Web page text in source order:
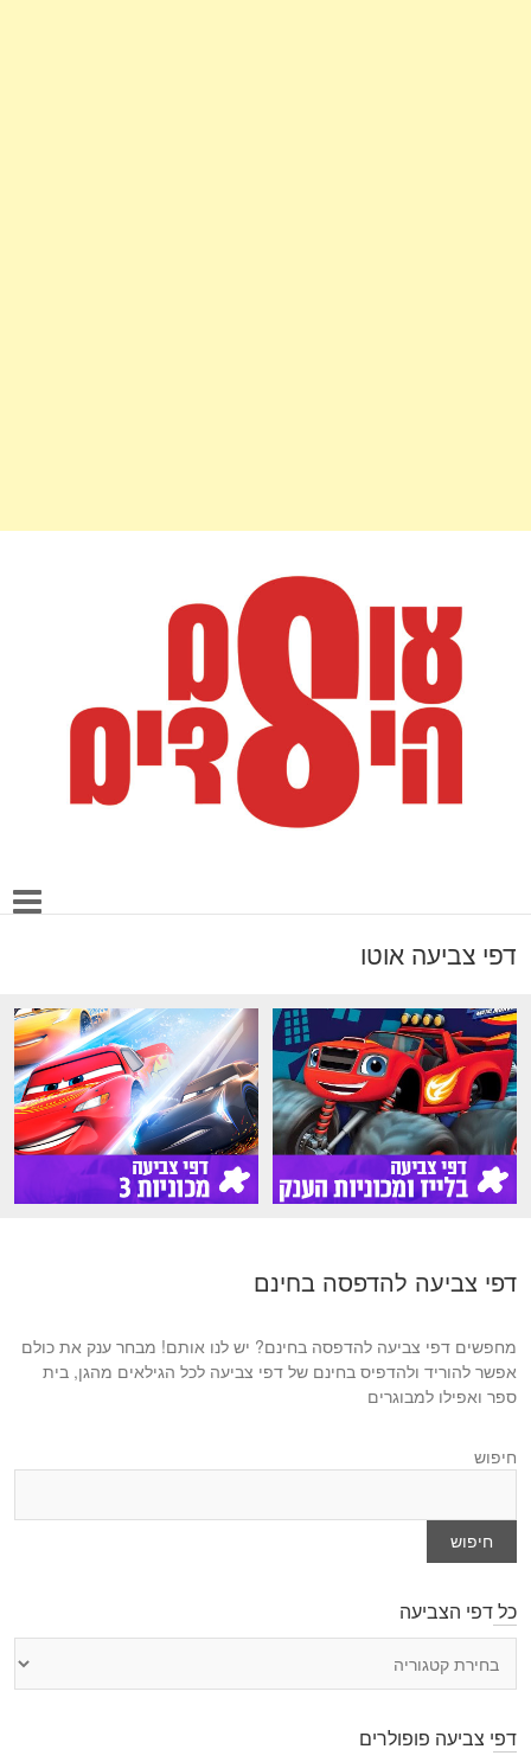
דפי צביעה אוטו
דפי צביעה להדפסה בחינם
מחפשים דפי צביעה להדפסה בחינם? יש לנו אותם! מבחר ענק את כולם
אפשר להוריד ולהדפיס בחינם של דפי צביעה לכל הגילאים מהגן, בית
ספר ואפילו למבוגרים
חיפוש
חיפוש
כל דפי הצביעה
ידפי צביעה פופולרים